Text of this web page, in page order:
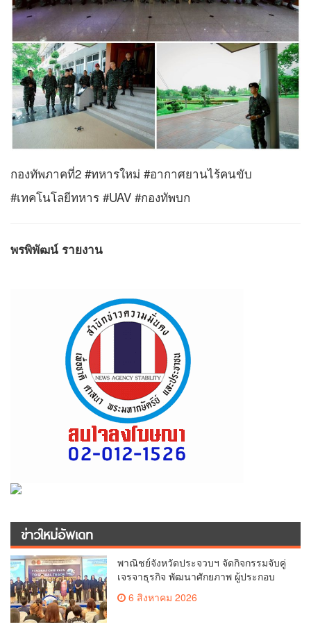
กองทัพภาคที่2 #ทหารใหม่ #อากาศยานไร้คนขับ
#เทคโนโลยีทหาร #UAV #กองทัพบก
พรพิพัฒน์ รายงาน
ข่าวใหม่อัพเดท
พาณิชย์จังหวัดประจวบฯ จัดกิจกรรมจับคู่
เจรจาธุรกิจ พัฒนาศักยภาพ ผู้ประกอบ
การ ขยายช่องทางการค้า สู่การค้า
ระหว่างประเทศ
6 สิงหาคม 2026